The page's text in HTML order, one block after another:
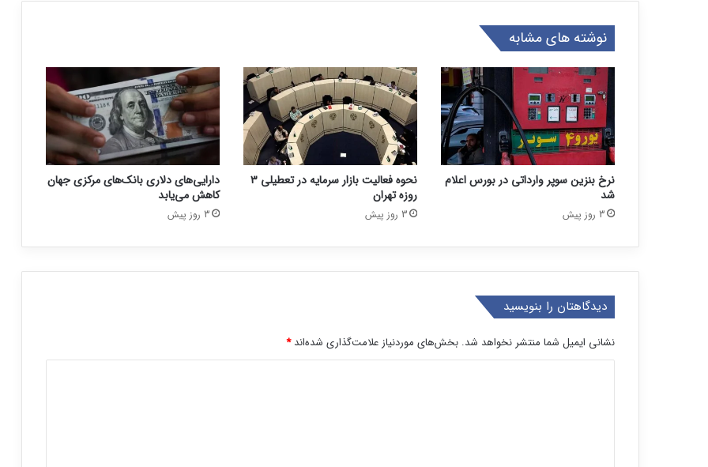
نوشته های مشابه
نرخ بنزین سوپر وارداتی در بورس اعلام
شد
3 روز پیش
نحوه فعالیت بازار سرمایه در تعطیلی ۳
روزه تهران
3 روز پیش
دارایی‌های دلاری بانک‌های مرکزی جهان
کاهش می‌یابد
3 روز پیش
دیدگاهتان را بنویسید
نشانی ایمیل شما منتشر نخواهد شد. بخش‌های موردنیاز علامت‌گذاری شده‌اند*